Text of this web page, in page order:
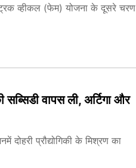
व्हीकल (फेम) योजना के दूसरे चरण
वापस ली, अर्टिगा और
दोहरी प्रौद्योगिकी के मिश्रण का